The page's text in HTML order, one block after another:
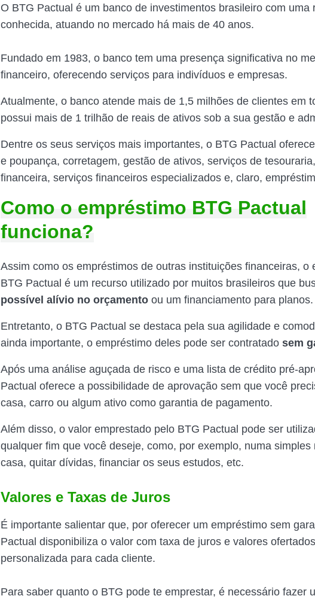
O BTG Pactual é um banco de investimentos brasileiro com uma
conhecida, atuando no mercado há mais de 40 anos.
Fundado em 1983, o banco tem uma presença significativa no
financeiro, oferecendo serviços para indivíduos e empresas.
Atualmente, o banco atende mais de 1,5 milhões de clientes em
possui mais de 1 trilhão de reais de ativos sob a sua gestão e
Dentre os seus serviços mais importantes, o BTG Pactual
e poupança, corretagem, gestão de ativos, serviços de
financeira, serviços financeiros especializados e, claro,
Como o empréstimo BTG Pactual
funciona?
Assim como os empréstimos de outras instituições financeiras, o
BTG Pactual é um recurso utilizado por muitos brasileiros que
possível alívio no orçamento ou um financiamento para planos.
Entretanto, o BTG Pactual se destaca pela sua agilidade e
ainda importante, o empréstimo deles pode ser contratado sem
Após uma análise aguçada de risco e uma lista de crédito pré-
Pactual oferece a possibilidade de aprovação sem que você
casa, carro ou algum ativo como garantia de pagamento.
Além disso, o valor emprestado pelo BTG Pactual pode ser
qualquer fim que você deseje, como, por exemplo, numa simples
casa, quitar dívidas, financiar os seus estudos, etc.
Valores e Taxas de Juros
É importante salientar que, por oferecer um empréstimo sem
Pactual disponibiliza o valor com taxa de juros e valores
personalizada para cada cliente.
Para saber quanto o BTG pode te emprestar, é necessário fazer